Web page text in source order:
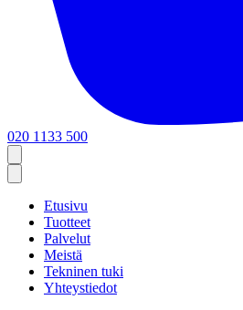
020 1133 500
Etusivu
Tuotteet
Palvelut
Meistä
Tekninen tuki
Yhteystiedot